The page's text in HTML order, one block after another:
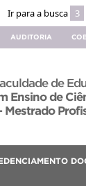
Ir para a busca 3
AUDITORIA
de
Ensino de
Mestrado